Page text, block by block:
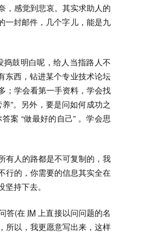
，感觉到悲哀。其实求助人的
一封邮件，几个字儿，能是九
鼓明白呢，给人当指路人不
东西，钻进某个专业技术论坛
；学会看第一手资料，学会找
”。另外，要是问如何成功之
案 “做最好的自己” 。学会思
有人的路都是不可复制的，我
行的，你需要的信息其实全在
持下去。
答(在 IM上直接以问问题的名
所以，我更愿意写出来，这样